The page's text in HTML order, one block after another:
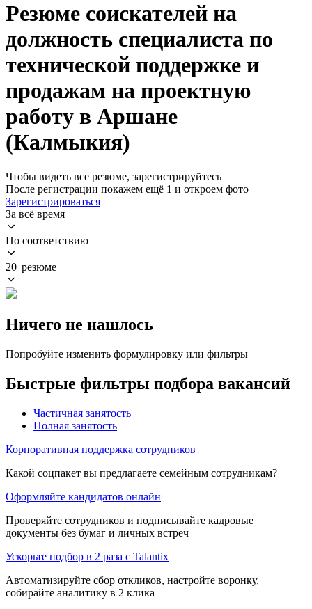
Резюме соискателей на
должность специалиста по
технической поддержке и
продажам на проектную
работу в Аршане
(Калмыкия)
Чтобы видеть все резюме, зарегистрируйтесь
После регистрации покажем ещё 1 и откроем фото
Зарегистрироваться
За всё время
По соответствию
20 резюме
Ничего не нашлось
Попробуйте изменить формулировку или фильтры
Быстрые фильтры подбора вакансий
Частичная занятость
Полная занятость
Корпоративная поддержка сотрудников
Какой соцпакет вы предлагаете семейным сотрудникам?
Оформляйте кандидатов онлайн
Проверяйте сотрудников и подписывайте кадровые
документы без бумаг и личных встреч
Ускорьте подбор в 2 раза с Talantix
Автоматизируйте сбор откликов, настройте воронку,
собирайте аналитику в 2 клика